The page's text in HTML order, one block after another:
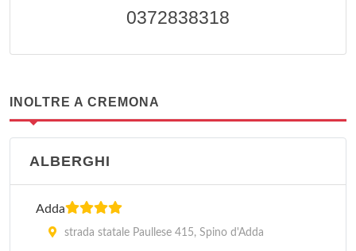
0372838318
INOLTRE A CREMONA
ALBERGHI
Adda
strada statale Paullese 415, Spino d'Adda